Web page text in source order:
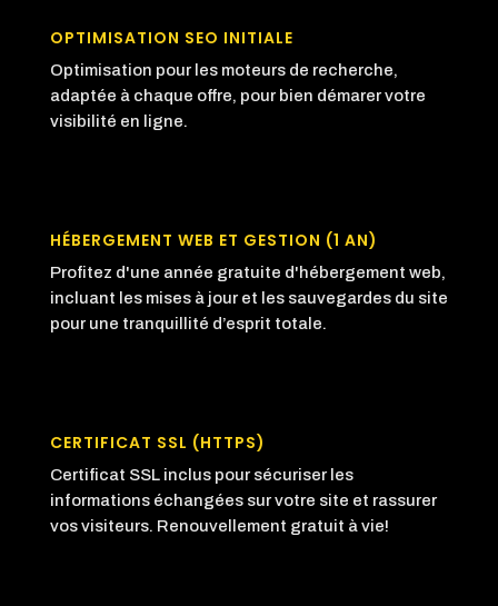
OPTIMISATION SEO INITIALE
Optimisation pour les moteurs de recherche,
adaptée à chaque offre, pour bien démarer votre
visibilité en ligne.
HÉBERGEMENT WEB ET GESTION (1 AN)
Profitez d'une année gratuite d'hébergement web,
incluant les mises à jour et les sauvegardes du site
pour une tranquillité d’esprit totale.
CERTIFICAT SSL (HTTPS)
Certificat SSL inclus pour sécuriser les
informations échangées sur votre site et rassurer
vos visiteurs. Renouvellement gratuit à vie!